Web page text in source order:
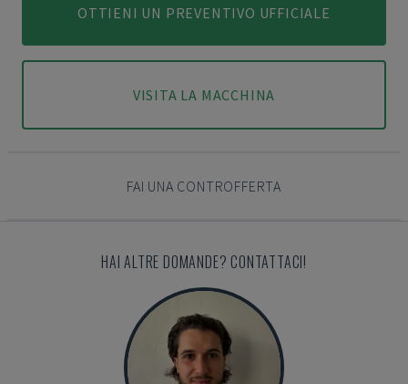
OTTIENI UN PREVENTIVO UFFICIALE
VISITA LA MACCHINA
FAI UNA CONTROFFERTA
HAI ALTRE DOMANDE? CONTATTACI!